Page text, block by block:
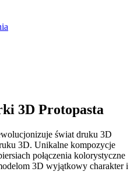
3D Protopasta
świat druku 3D
3D. Unikalne kompozycje
połączenia kolorystyczne
3D wyjątkowy charakter i